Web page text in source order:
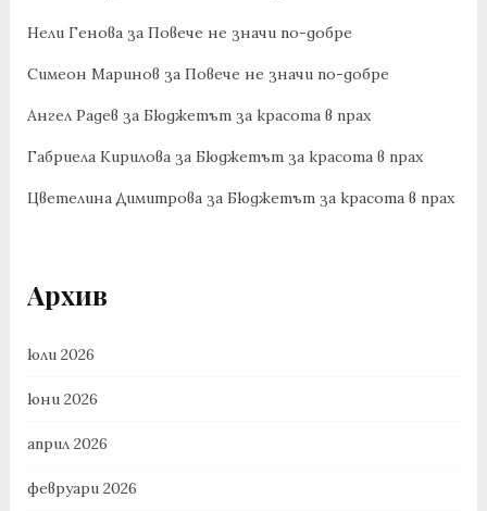
Нели Генова за Повече не значи по-добре
Симеон Маринов за Повече не значи по-добре
Ангел Радев за Бюджетът за красота в прах
Габриела Кирилова за Бюджетът за красота в прах
Цветелина Димитрова за Бюджетът за красота в прах
Архив
юли 2026
юни 2026
април 2026
февруари 2026